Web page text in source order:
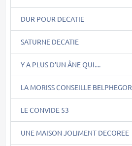
DUR POUR DECATIE
SATURNE DECATIE
Y A PLUS D'UN ÂNE QUI....
LA MORISS CONSEILLE BELPHEGOR
LE CONVIDE 53
UNE MAISON JOLIMENT DECOREE